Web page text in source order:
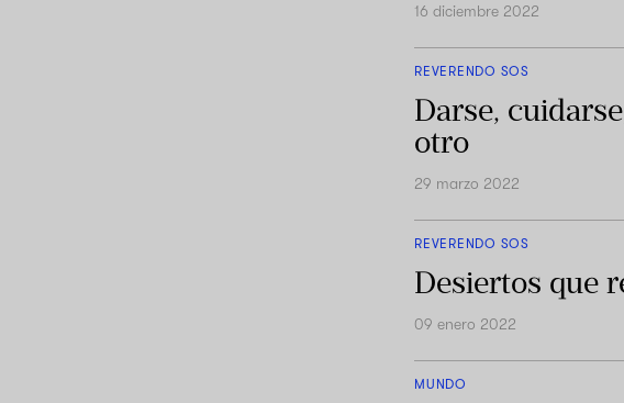
16 diciembre 2022
REVERENDO SOS
Darse,
otro
29 marzo 2022
REVERENDO SOS
Desiertos que
09 enero 2022
MUNDO